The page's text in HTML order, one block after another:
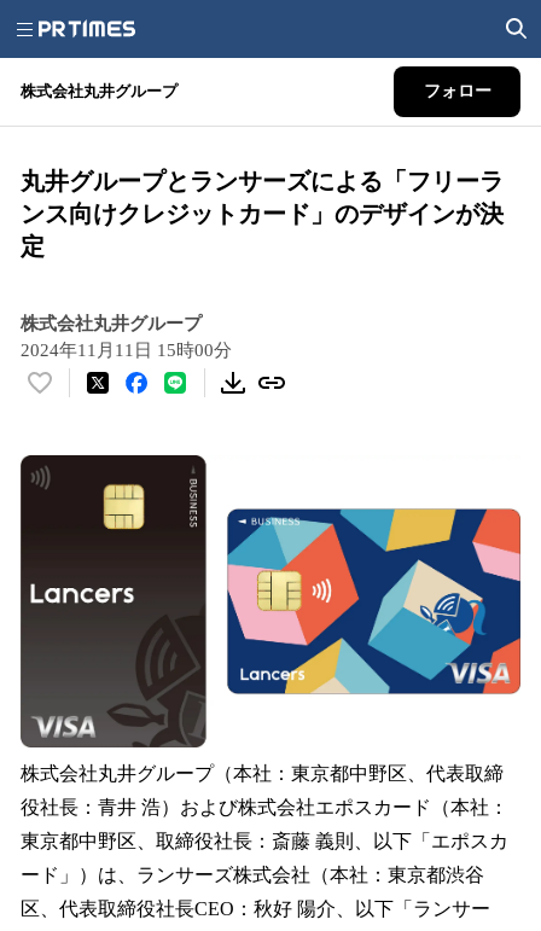
株式会社丸井グループ フォロー
丸井グループとランサーズによる「フリーラ
ンス向けクレジットカード」のデザインが決
定
株式会社丸井グループ
2024年11月11日 15時00分
い
！
数
込
株式会社丸井グループ（本社：東京都中野区、代表取締
役社長：青井 浩）および株式会社エポスカード（本社：
東京都中野区、取締役社長：斎藤 義則、以下「エポスカ
ード」）は、ランサーズ株式会社（本社：東京都渋谷
区、代表取締役社長CEO：秋好 陽介、以下「ランサー